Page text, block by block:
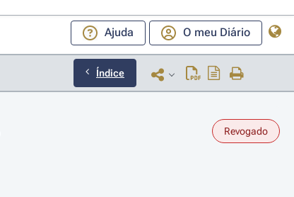
Ajuda O meu Diário
Índice
Revogado